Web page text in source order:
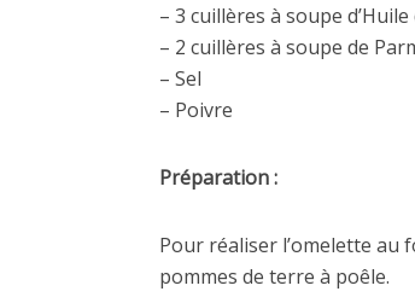
– 3 cuillères à soupe
– 2 cuillères à soupe de
– Sel
– Poivre
Préparation :
Pour réaliser l’omelette au
pommes de terre à poêle.